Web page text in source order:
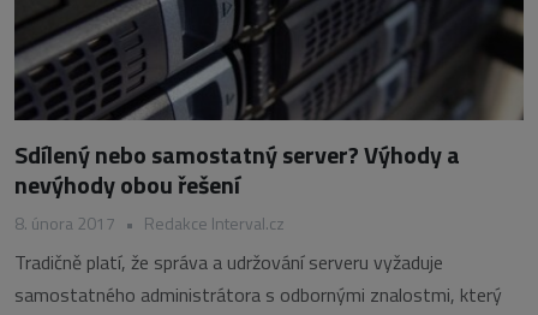
Sdílený nebo samostatný server? Výhody a
nevýhody obou řešení
8. února 2017 • Redakce Interval.cz
Tradičně platí, že správa a udržování serveru vyžaduje
samostatného administrátora s odbornými znalostmi, který